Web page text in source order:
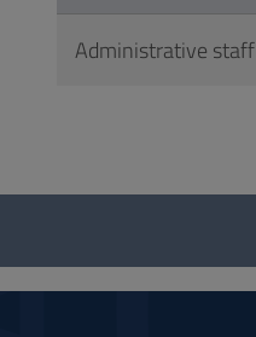
Administrative staff
Questionnaire
social